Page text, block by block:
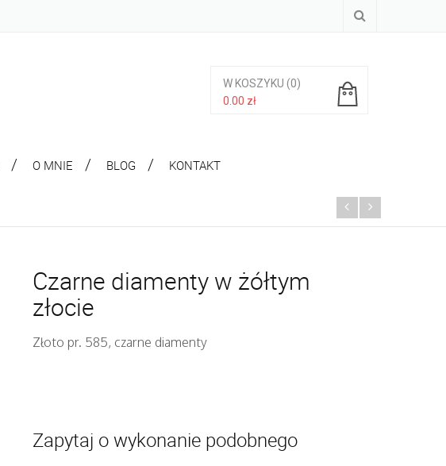
W KOSZYKU (0)
0.00 zł
O MNIE BLOG KONTAKT
Czarne diamenty w żółtym
złocie
Złoto pr. 585, czarne diamenty
Zapytaj o wykonanie podobnego